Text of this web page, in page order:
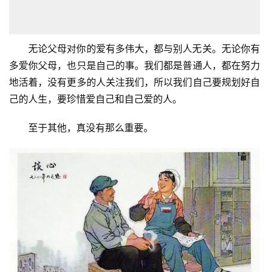
页
无论父母对你的爱有多伟大，都与别人无关。无论你有
多爱你父母，也只是自己的事。我们都是普通人，都在努力
地活着，没有更多的人关注我们，所以我们自己要规划好自
己的人生，要珍惜爱自己和自己爱的人。
至于其他，真没有那么重要。